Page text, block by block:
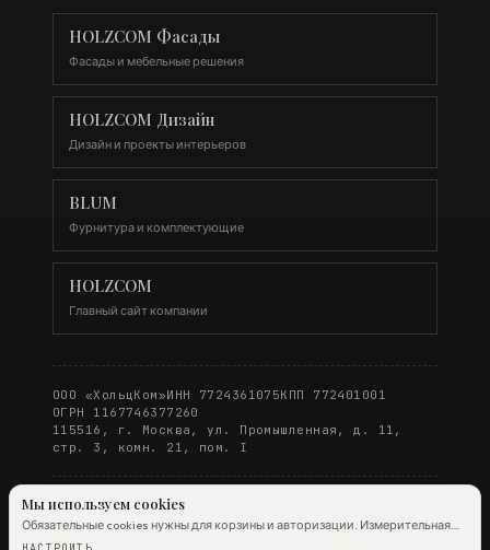
HOLZCOM Фасады
Фасады и мебельные решения
HOLZCOM Дизайн
Дизайн и проекты интерьеров
BLUM
Фурнитура и комплектующие
HOLZCOM
Главный сайт компании
ООО «ХольцКом»ИНН 7724361075КПП 772401001
ОГРН 1167746377260
115516, г. Москва, ул. Промышленная, д. 11,
стр. 3, комн. 21, пом. I
© 2026 WOODONLINE. Все права защищены.
Мы используем cookies
Обязательные cookies нужны для корзины и авторизации. Измерительная
аналитика Яндекс.Метрики работает на обычных страницах всегда;